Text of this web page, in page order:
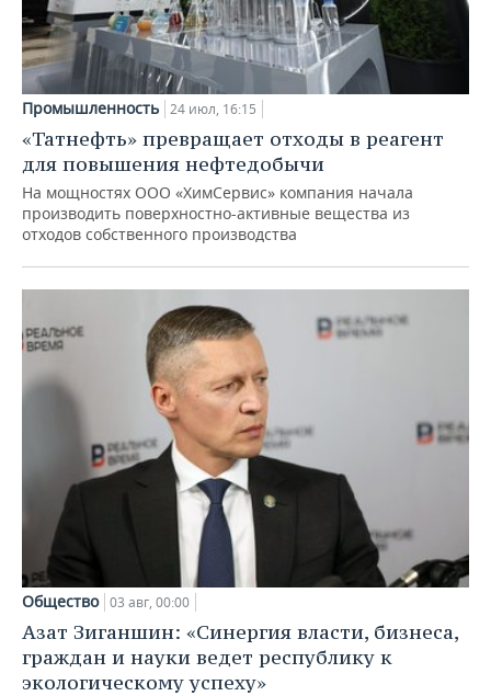
Промышленность 24 июл, 16:15
«Татнефть» превращает отходы в реагент
для повышения нефтедобычи
На мощностях ООО «ХимСервис» компания начала
производить поверхностно-активные вещества из
отходов собственного производства
Общество 03 авг, 00:00
Азат Зиганшин: «Синергия власти, бизнеса,
граждан и науки ведет республику к
экологическому успеху»